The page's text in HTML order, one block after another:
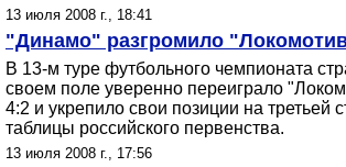
13 июля 2008 г., 18:41
"Динамо" разгромило
В 13-м туре футбольного чемпионата
своем поле уверенно переиграло
4:2 и укрепило свои позиции на третьей
таблицы российского первенства.
13 июля 2008 г., 17:56